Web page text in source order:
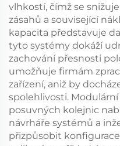
vlhkostí, čímž se
zásahů a související
kapacita představuje
tyto systémy dokáží
zachování přesnosti
umožňuje firmám
zařízení, aniž by
spolehlivosti.
posuvných kolejnic
návrháře systémů a
přizpůsobit